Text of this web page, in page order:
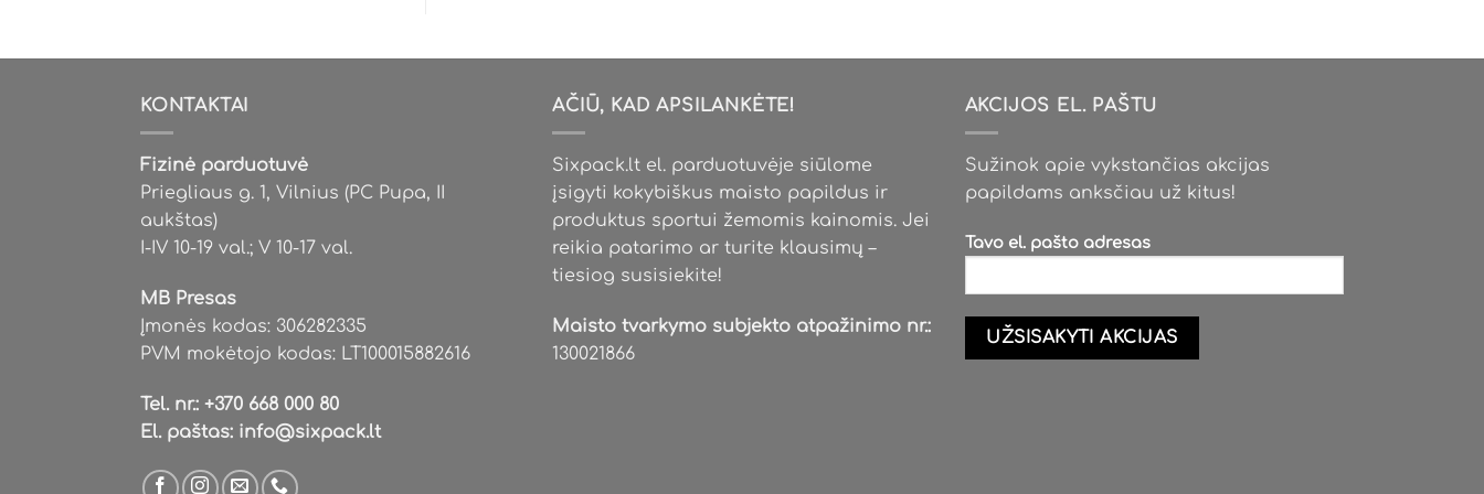
options
chosen
on
the
product
page
options
chosen
on
product
options
chosen
product
KONTAKTAI
Fizinė parduotuvė
Priegliaus g. 1, Vilnius (PC Pupa, II
aukštas)
I-IV 10-19 val.; V 10-17 val.
MB Presas
Įmonės kodas: 306282335
PVM mokėtojo kodas: LT100015882616
Tel. nr.: +370 668 000 80
El. paštas: info@sixpack.lt
AČIŪ, KAD APSILANKĖTE!
Sixpack.lt el. parduotuvėje siūlome
įsigyti kokybiškus maisto papildus ir
produktus sportui žemomis kainomis. Jei
reikia patarimo ar turite klausimų –
tiesiog susisiekite!
Maisto tvarkymo subjekto atpažinimo nr.:
130021866
AKCIJOS EL. PAŠTU
Sužinok apie vykstančias akcijas
papildams anksčiau už kitus!
Tavo el. pašto adresas